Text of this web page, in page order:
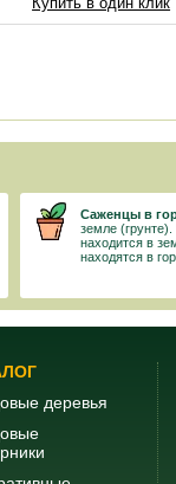
Саженцы в
земле
находится в
находятся в
деревья